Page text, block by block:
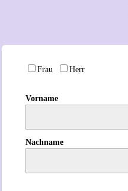
Frau Herr
Vorname
Nachname